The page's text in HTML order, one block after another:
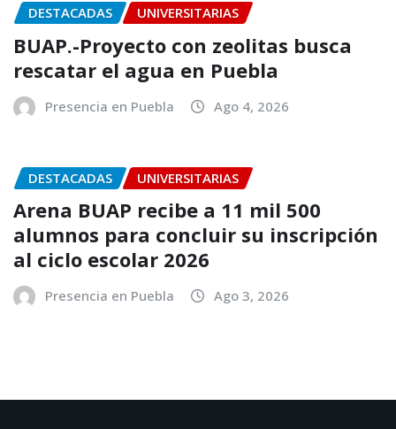
DESTACADAS UNIVERSITARIAS
BUAP.-Proyecto con zeolitas busca
rescatar el agua en Puebla
Presencia en Puebla Ago 4, 2026
DESTACADAS UNIVERSITARIAS
Arena BUAP recibe a 11 mil 500
alumnos para concluir su inscripción
al ciclo escolar 2026
Presencia en Puebla Ago 3, 2026